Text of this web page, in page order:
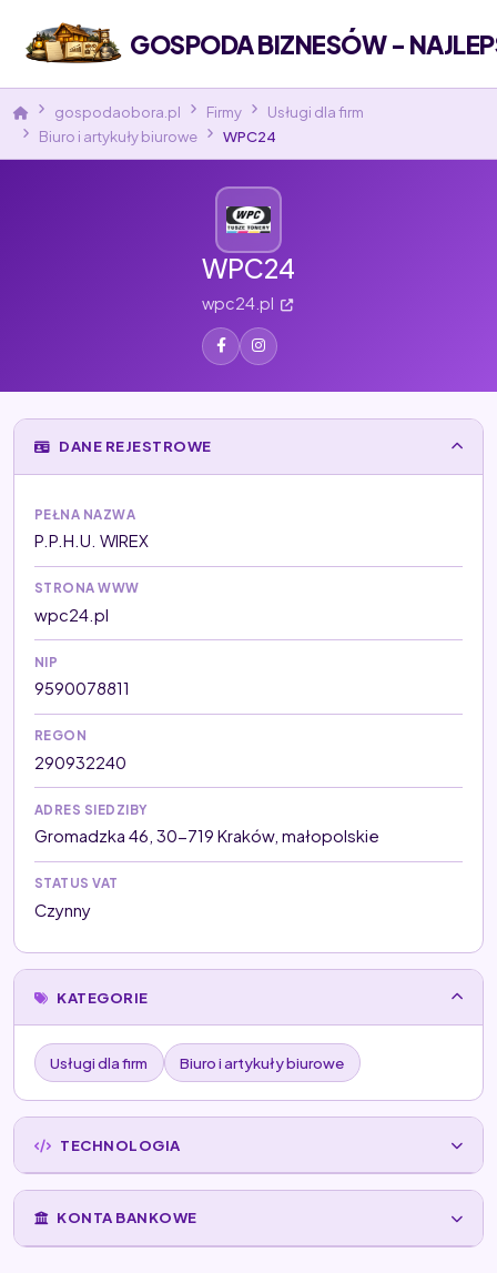
GOSPODA BIZNESÓW -
gospodaobora.pl Firmy
Usługi dla firm
Biuro i artykuły biurowe
WPC24
WPC24
wpc24.pl
DANE REJESTROWE
PEŁNA NAZWA
P.P.H.U. WIREX
STRONA WWW
wpc24.pl
NIP
9590078811
REGON
290932240
ADRES SIEDZIBY
Gromadzka 46, 30-719 Kraków, małopolskie
STATUS VAT
Czynny
KATEGORIE
Usługi dla firm Biuro i artykuły biurowe
TECHNOLOGIA
KONTA BANKOWE